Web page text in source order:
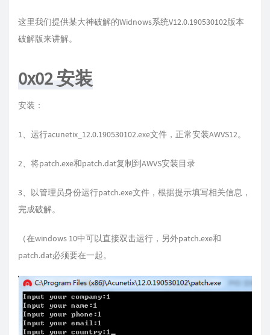
这里我们提供某大神破解的Widnows系统V12.0.190530102版本
破解版来讲解。
0x02 安装
安装：
1、运行acunetix_12.0.190530102.exe文件，正常安装AWVS12。
2、将patch.exe和patch.dat复制到AWVS安装目录
3、以管理员身份运行patch.exe文件，根据提示填写相关信息，
完成破解。
（在windows 10中可以直接双击运行，另外patch.exe和
patch.dat必须要在一起。